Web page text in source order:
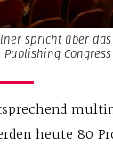
spricht über
heute 80